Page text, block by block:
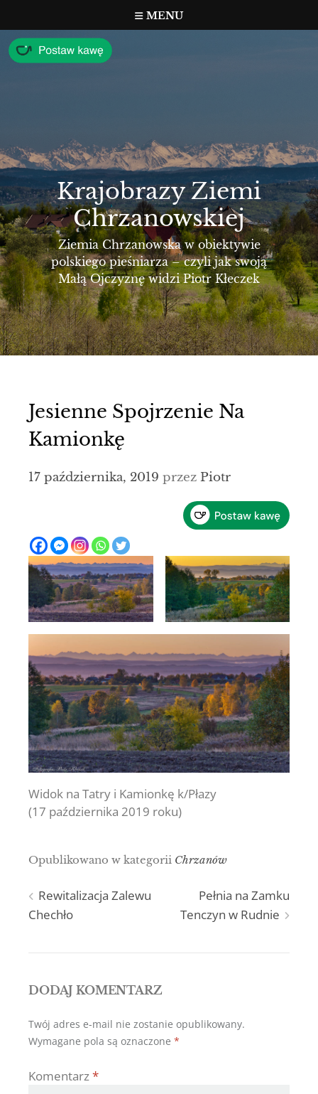
do
treści
MENU
Krajobrazy Ziemi
Chrzanowskiej
Ziemia Chrzanowska w obiektywie
polskiego pieśniarza – czyli jak swoją
Małą Ojczyznę widzi Piotr Kłeczek
Jesienne Spojrzenie Na
Kamionkę
17 października, 2019 przez Piotr
Widok na Tatry i Kamionkę k/Płazy
(17 października 2019 roku)
Opublikowano w kategorii Chrzanów
Nawigacja
Rewitalizacja Zalewu
Chechło
Pełnia na Zamku
Tenczyn w Rudnie
DODAJ KOMENTARZ
Twój adres e-mail nie zostanie opublikowany.
Wymagane pola są oznaczone *
Komentarz*